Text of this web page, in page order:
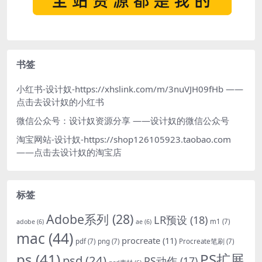
书签
小红书-设计奴-https://xhslink.com/m/3nuVJH09fHb ——
点击去设计奴的小红书
微信公众号：设计奴资源分享 ——设计奴的微信公众号
淘宝网站-设计奴-https://shop126105923.taobao.com
——点击去设计奴的淘宝店
标签
adobe (6) Adobe系列 (28) ae (6) LR预设 (18) m1 (7)
mac (44) pdf(7) png (7) procreate (11) Procreate笔刷 (7)